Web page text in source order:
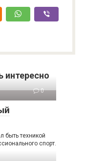
0
быть техникой
спорт.